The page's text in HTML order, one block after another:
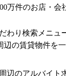
万件のお店・
わり検索メニュ
辺の賃貸物件を
辺のアルバイト